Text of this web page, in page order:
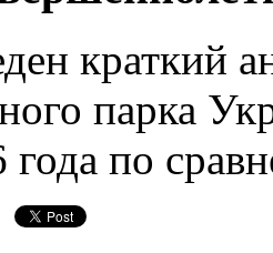
краткий
парка
года по